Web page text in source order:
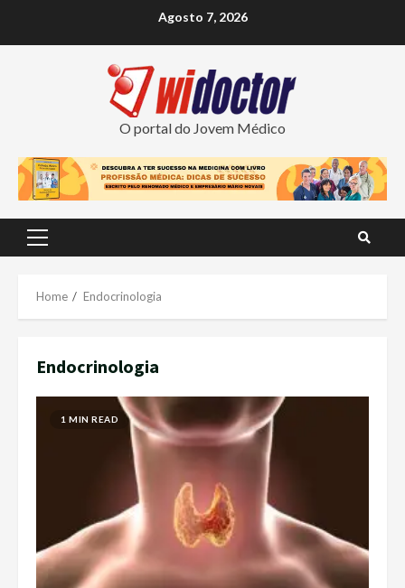
Agosto 7, 2026
O portal do Jovem Médico
Primary
Home Endocrinologia
Endocrinologia
1 MIN READ